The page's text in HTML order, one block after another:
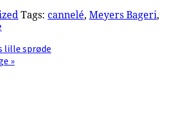
Tags: cannelé, Meyers Bageri,
lille sprøde
»